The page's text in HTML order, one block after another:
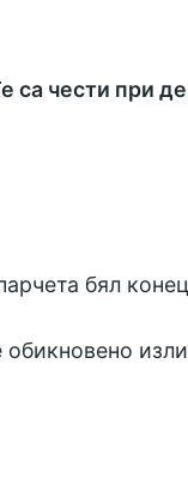
чести при
бял